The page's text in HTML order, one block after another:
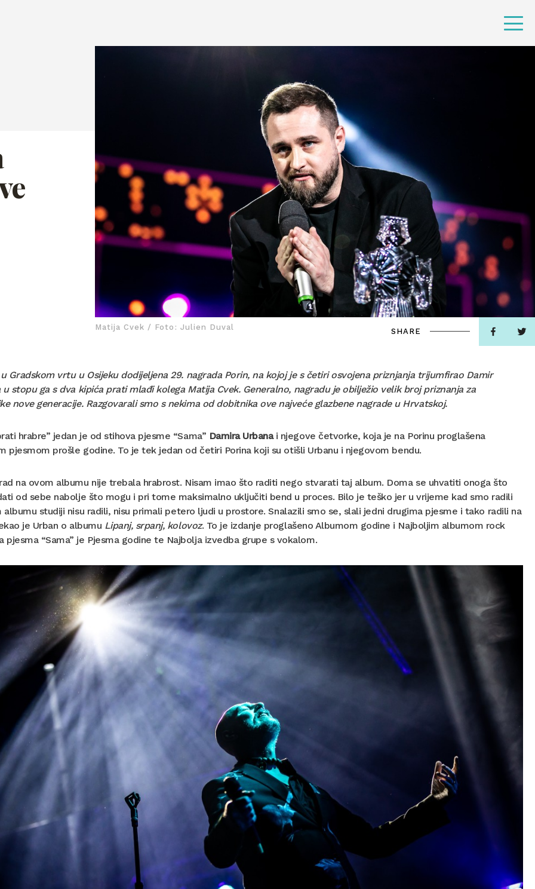
Matija Cvek / Foto: Julien Duval SHARE
Gradskom vrtu u Osijeku dodijeljena 29. nagrada Porin, na kojoj je s četiri osvojena priznjanja trijumfirao Damir
u stopu ga s dva kipića prati mlađi kolega Matija Cvek. Generalno, nagradu je obilježio velik broj priznanja za
nove generacije. Razgovarali smo s nekima od dobitnika ove najveće glazbene nagrade u Hrvatskoj.
hrabre” jedan je od stihova pjesme “Sama” Damira Urbanai njegove četvorke, koja je na Porinu proglašena
pjesmom prošle godine. To je tek jedan od četiri Porina koji su otišli Urbanu i njegovom bendu.
na ovom albumu nije trebala hrabrost. Nisam imao što raditi nego stvarati taj album. Doma se uhvatiti onoga što
od sebe nabolje što mogu i pri tome maksimalno uključiti bend u proces. Bilo je teško jer u vrijeme kad smo radili
albumu studiji nisu radili, nisu primali petero ljudi u prostore. Snalazili smo se, slali jedni drugima pjesme i tako radili na
je Urban o albumu Lipanj, srpanj, kolovoz. To je izdanje proglašeno Albumom godine i Najboljim albumom rock
pjesma “Sama” je Pjesma godine te Najbolja izvedba grupe s vokalom.